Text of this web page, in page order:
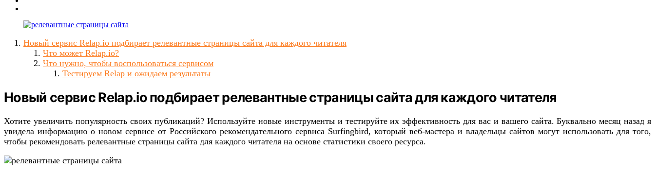
Новый сервис Relap.io подбирает релевантные страницы сайта для каждого читателя
Что может Relap.io?
Что нужно, чтобы воспользоваться сервисом
Тестируем Relap и ожидаем результаты
Новый сервис Relap.io подбирает релевантные страницы сайта для каждого читателя
Хотите увеличить популярность своих публикаций? Используйте новые инструменты и тестируйте их эффективность для вас и вашего сайта. Буквально месяц назад я
увидела информацию о новом сервисе от Российского рекомендательного сервиса Surfingbird, который веб-мастера и владельцы сайтов могут использовать для того,
чтобы рекомендовать релевантные страницы сайта для каждого читателя на основе статистики своего ресурса.